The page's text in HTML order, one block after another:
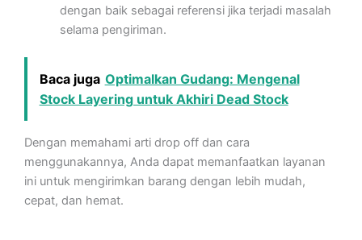
dengan baik sebagai referensi jika terjadi masalah
selama pengiriman.
Baca juga Optimalkan Gudang: Mengenal
Stock Layering untuk Akhiri Dead Stock
Dengan memahami arti drop off dan cara
menggunakannya, Anda dapat memanfaatkan layanan
ini untuk mengirimkan barang dengan lebih mudah,
cepat, dan hemat.